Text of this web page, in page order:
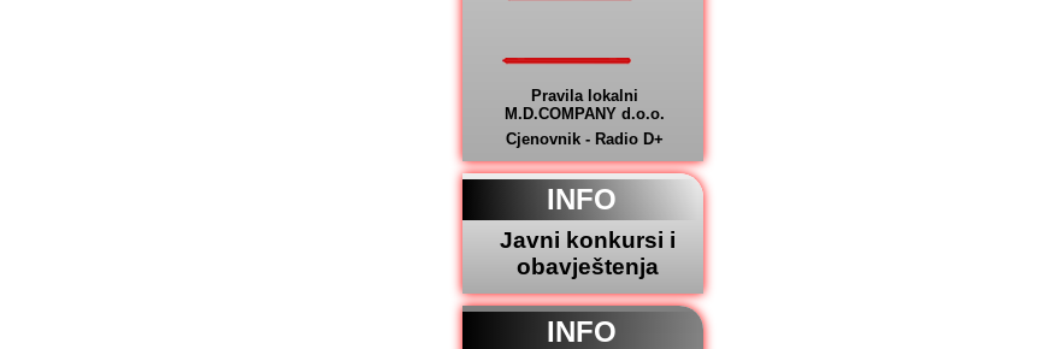
Pravila lokalni
M.D.COMPANY d.o.o.
Cjenovnik - Radio D+
INFO
Javni konkursi i
obavještenja
INFO